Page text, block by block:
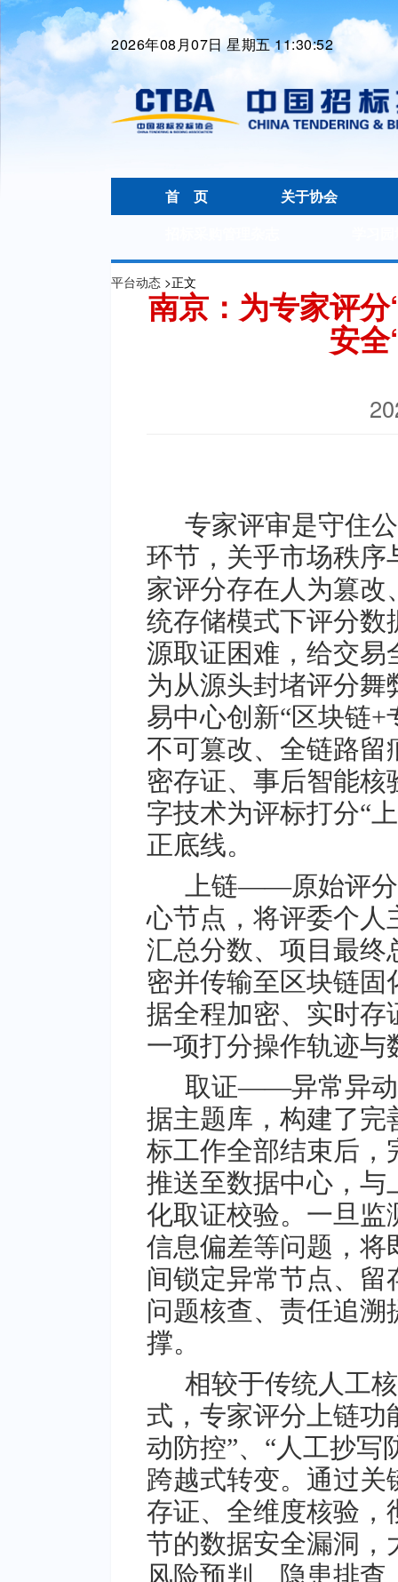
2026年08月07日 星期五 11:30:53
首 页
关于协会
平台动态 >正文
南京：为专家评
安
专家评审是守住
环节，关乎市场秩序
家评分存在人为篡
统存储模式下评分数
源取证困难，给交易
为从源头封堵评分
易中心创新“区块链
不可篡改、全链路留
密存证、事后智能核
字技术为评标打分“
正底线。
上链——原始评分
心节点，将评委个人
汇总分数、项目最终
密并传输至区块链固
据全程加密、实时存
一项打分操作轨迹与
取证——异常异动
据主题库，构建了完
标工作全部结束后，
推送至数据中心，与
化取证校验。一旦监
信息偏差等问题，将
间锁定异常节点、
问题核查、责任追
撑。
相较于传统人工
式，专家评分上链功
动防控”、“人工抄写
跨越式转变。通过
存证、全维度核验，
节的数据安全漏洞，
风险预判、隐患排